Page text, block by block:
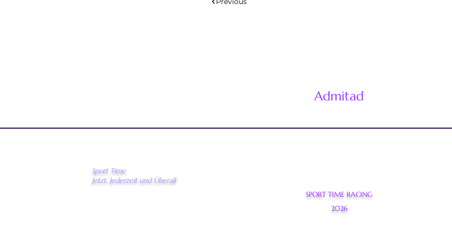
Admitad
Sport Time
Jetzt, Jederzeit und Überall
SPORT TIME RACING
2026